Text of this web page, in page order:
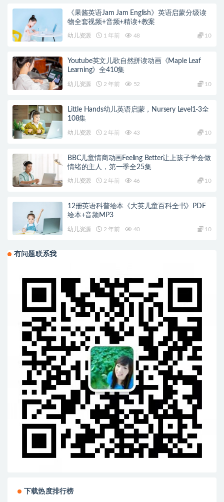
《果酱英语Jam Jam English》英语启蒙分级读
物全套视频+音频+精读+教案
幼儿资源 1 年前 48 10
Youtube英文儿歌自然拼读动画《Maple Leaf
Learning》全410集
幼儿资源 2 年前 52 10
Little Hands幼儿英语启蒙，Nursery Level1-3全
108集
幼儿资源 2 年前 43 10
BBC儿童情商动画Feeling Better让上孩子学会做
情绪的主人，第一季全25集
幼儿资源 2 年前 46 10
12册英语科普绘本《大英儿童百科全书》PDF
绘本+音频MP3
幼儿资源 2 年前 40 10
有问题联系我
下载热度排行榜